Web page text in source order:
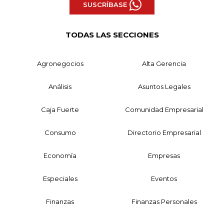
SUSCRÍBASE
TODAS LAS SECCIONES
Agronegocios Alta Gerencia
Análisis Asuntos Legales
Caja Fuerte Comunidad Empresarial
Consumo Directorio Empresarial
Economía Empresas
Especiales Eventos
Finanzas Finanzas Personales